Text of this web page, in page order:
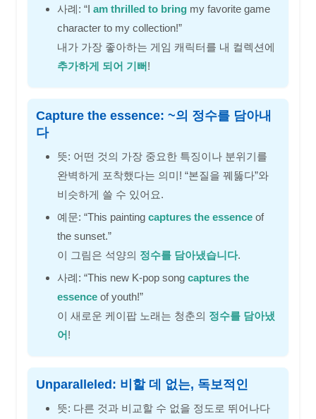
사례: “I am thrilled to bring my favorite game
character to my collection!”
내가 가장 좋아하는 게임 캐릭터를 내 컬렉션에
추가하게 되어 기뻐!
Capture the essence: ~의 정수를 담아내
다
뜻: 어떤 것의 가장 중요한 특징이나 분위기를
완벽하게 포착했다는 의미! “본질을 꿰뚫다”와
비슷하게 쓸 수 있어요.
예문: “This painting captures the essence of
the sunset.”
이 그림은 석양의 정수를 담아냈습니다.
사례: “This new K-pop song captures the
essence of youth!”
이 새로운 케이팝 노래는 청춘의 정수를 담아냈
어!
Unparalleled: 비할 데 없는, 독보적인
뜻: 다른 것과 비교할 수 없을 정도로 뛰어나다